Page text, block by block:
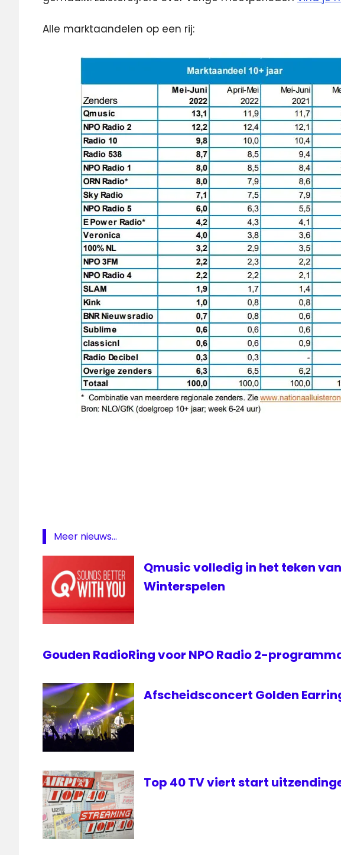
Alle marktaandelen op een rij:
Meer nieuws...
Qmusic volledig in het teken
Winterspelen
Gouden RadioRing voor NPO Radio 2-
Afscheidsconcert Golden
Top 40 TV viert start